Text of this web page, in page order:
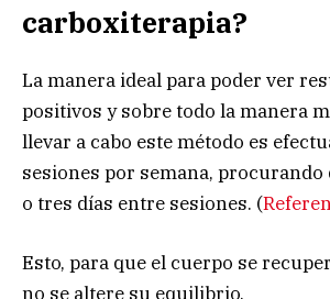
carboxiterapia?
La manera ideal para poder ver
positivos y sobre todo la manera
llevar a cabo este método es
sesiones por semana, procurando
o tres días entre sesiones. (
Esto, para que el cuerpo se
no se altere su equilibrio.